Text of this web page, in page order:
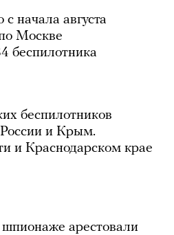
начала августа
Москве
беспилотника
беспилотников
и Крым.
и Краснодарском крае
арестовали